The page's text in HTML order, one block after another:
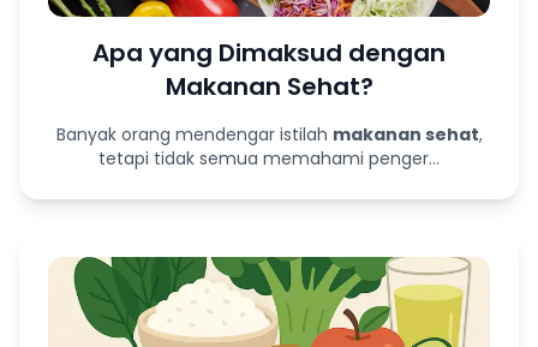
Apa yang Dimaksud dengan
Makanan Sehat?
Banyak orang mendengar istilah makanan sehat,
tetapi tidak semua memahami penger...